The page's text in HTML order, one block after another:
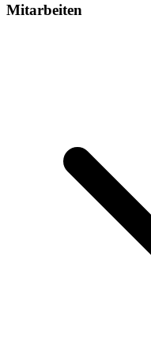
Mitarbeiten